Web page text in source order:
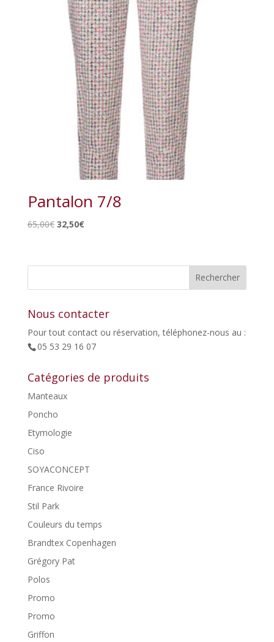
Pantalon 7/8
65,00€ Le
était :
32,50€Le
est :
Nous contacter
Pour tout contact ou réservation, téléphonez-nous au :
05 53 29 16 07
Catégories de produits
Manteaux
Poncho
Etymologie
Ciso
SOYACONCEPT
France Rivoire
Stil Park
Couleurs du temps
Brandtex Copenhagen
Grégory Pat
Polos
Promo
Promo
Griffon